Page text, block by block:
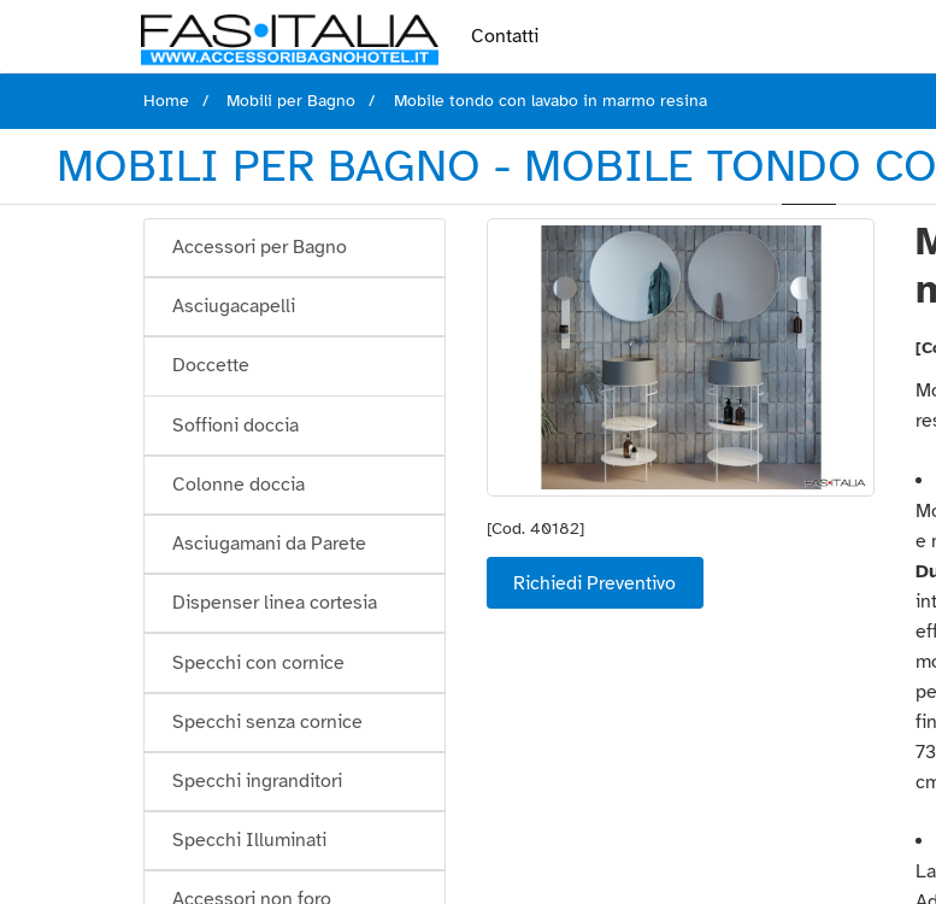
Contatti
Home Mobili per Bagno Mobile tondo con lavabo in marmo resina
MOBILI PER BAGNO - MOBILE TONDO
Accessori per Bagno
Asciugacapelli
Doccette
Soffioni doccia
Colonne doccia
Asciugamani da Parete
Dispenser linea cortesia
Specchi con cornice
Specchi senza cornice
Specchi ingranditori
Specchi Illuminati
[Cod. 40182]
Richiedi Preventivo
e